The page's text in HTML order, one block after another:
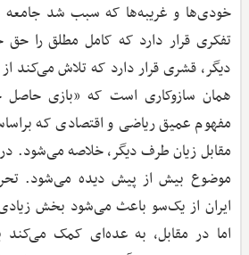
خودی‌ها و غریبه‌ها که سبب شد جامعه
تفکری قرار دارد که کامل مطلق را
دیگر، قشری قرار دارد که تلاش می‌کند
همان سازوکاری است که «بازی
مفهوم عمیق ریاضی و اقتصادی که
مقابل زیان طرف دیگر، خلاصه می‌شود. در
موضوع بیش از پیش دیده می‌شود.
ایران از یک‌سو باعث می‌شود بخش
اما در مقابل، به عده‌ای کمک می‌کند